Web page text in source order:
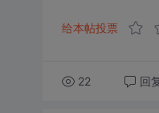
给本帖投票
22 回